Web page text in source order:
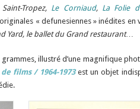
Tropez, Le Corniaud, La Folie
« defunesiennes » inédites en
Yard, le ballet du Grand restaurant…
illustré d’une magnifique
films / 1964-1973est un objet